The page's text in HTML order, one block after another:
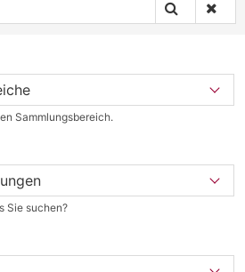
Sammlungsbereich.
Sie suchen?